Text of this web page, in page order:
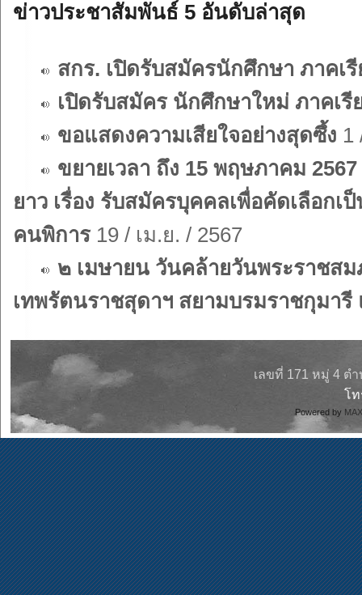
ข่าวประชาสัมพันธ์ 5 อันดับล่าสุด
สกร. เปิดรับสมัครนักศึกษา ภาคเ
เปิดรับสมัคร นักศึกษาใหม่ ภาคเรี
ขอแสดงความเสียใจอย่างสุดซึ้ง 1
ขยายเวลา ถึง 15 พฤษภาคม
ยาว เรื่อง รับสมัครบุคคลเพื่อคัดเลือก
คนพิการ 19 / เม.ย. / 2567
๒ เมษายน วันคล้ายวันพระราชส
เทพรัตนราชสุดาฯ สยามบรมราชกุมา
เลขที่ 171 หมู่ 4 ต
โ
Powered by